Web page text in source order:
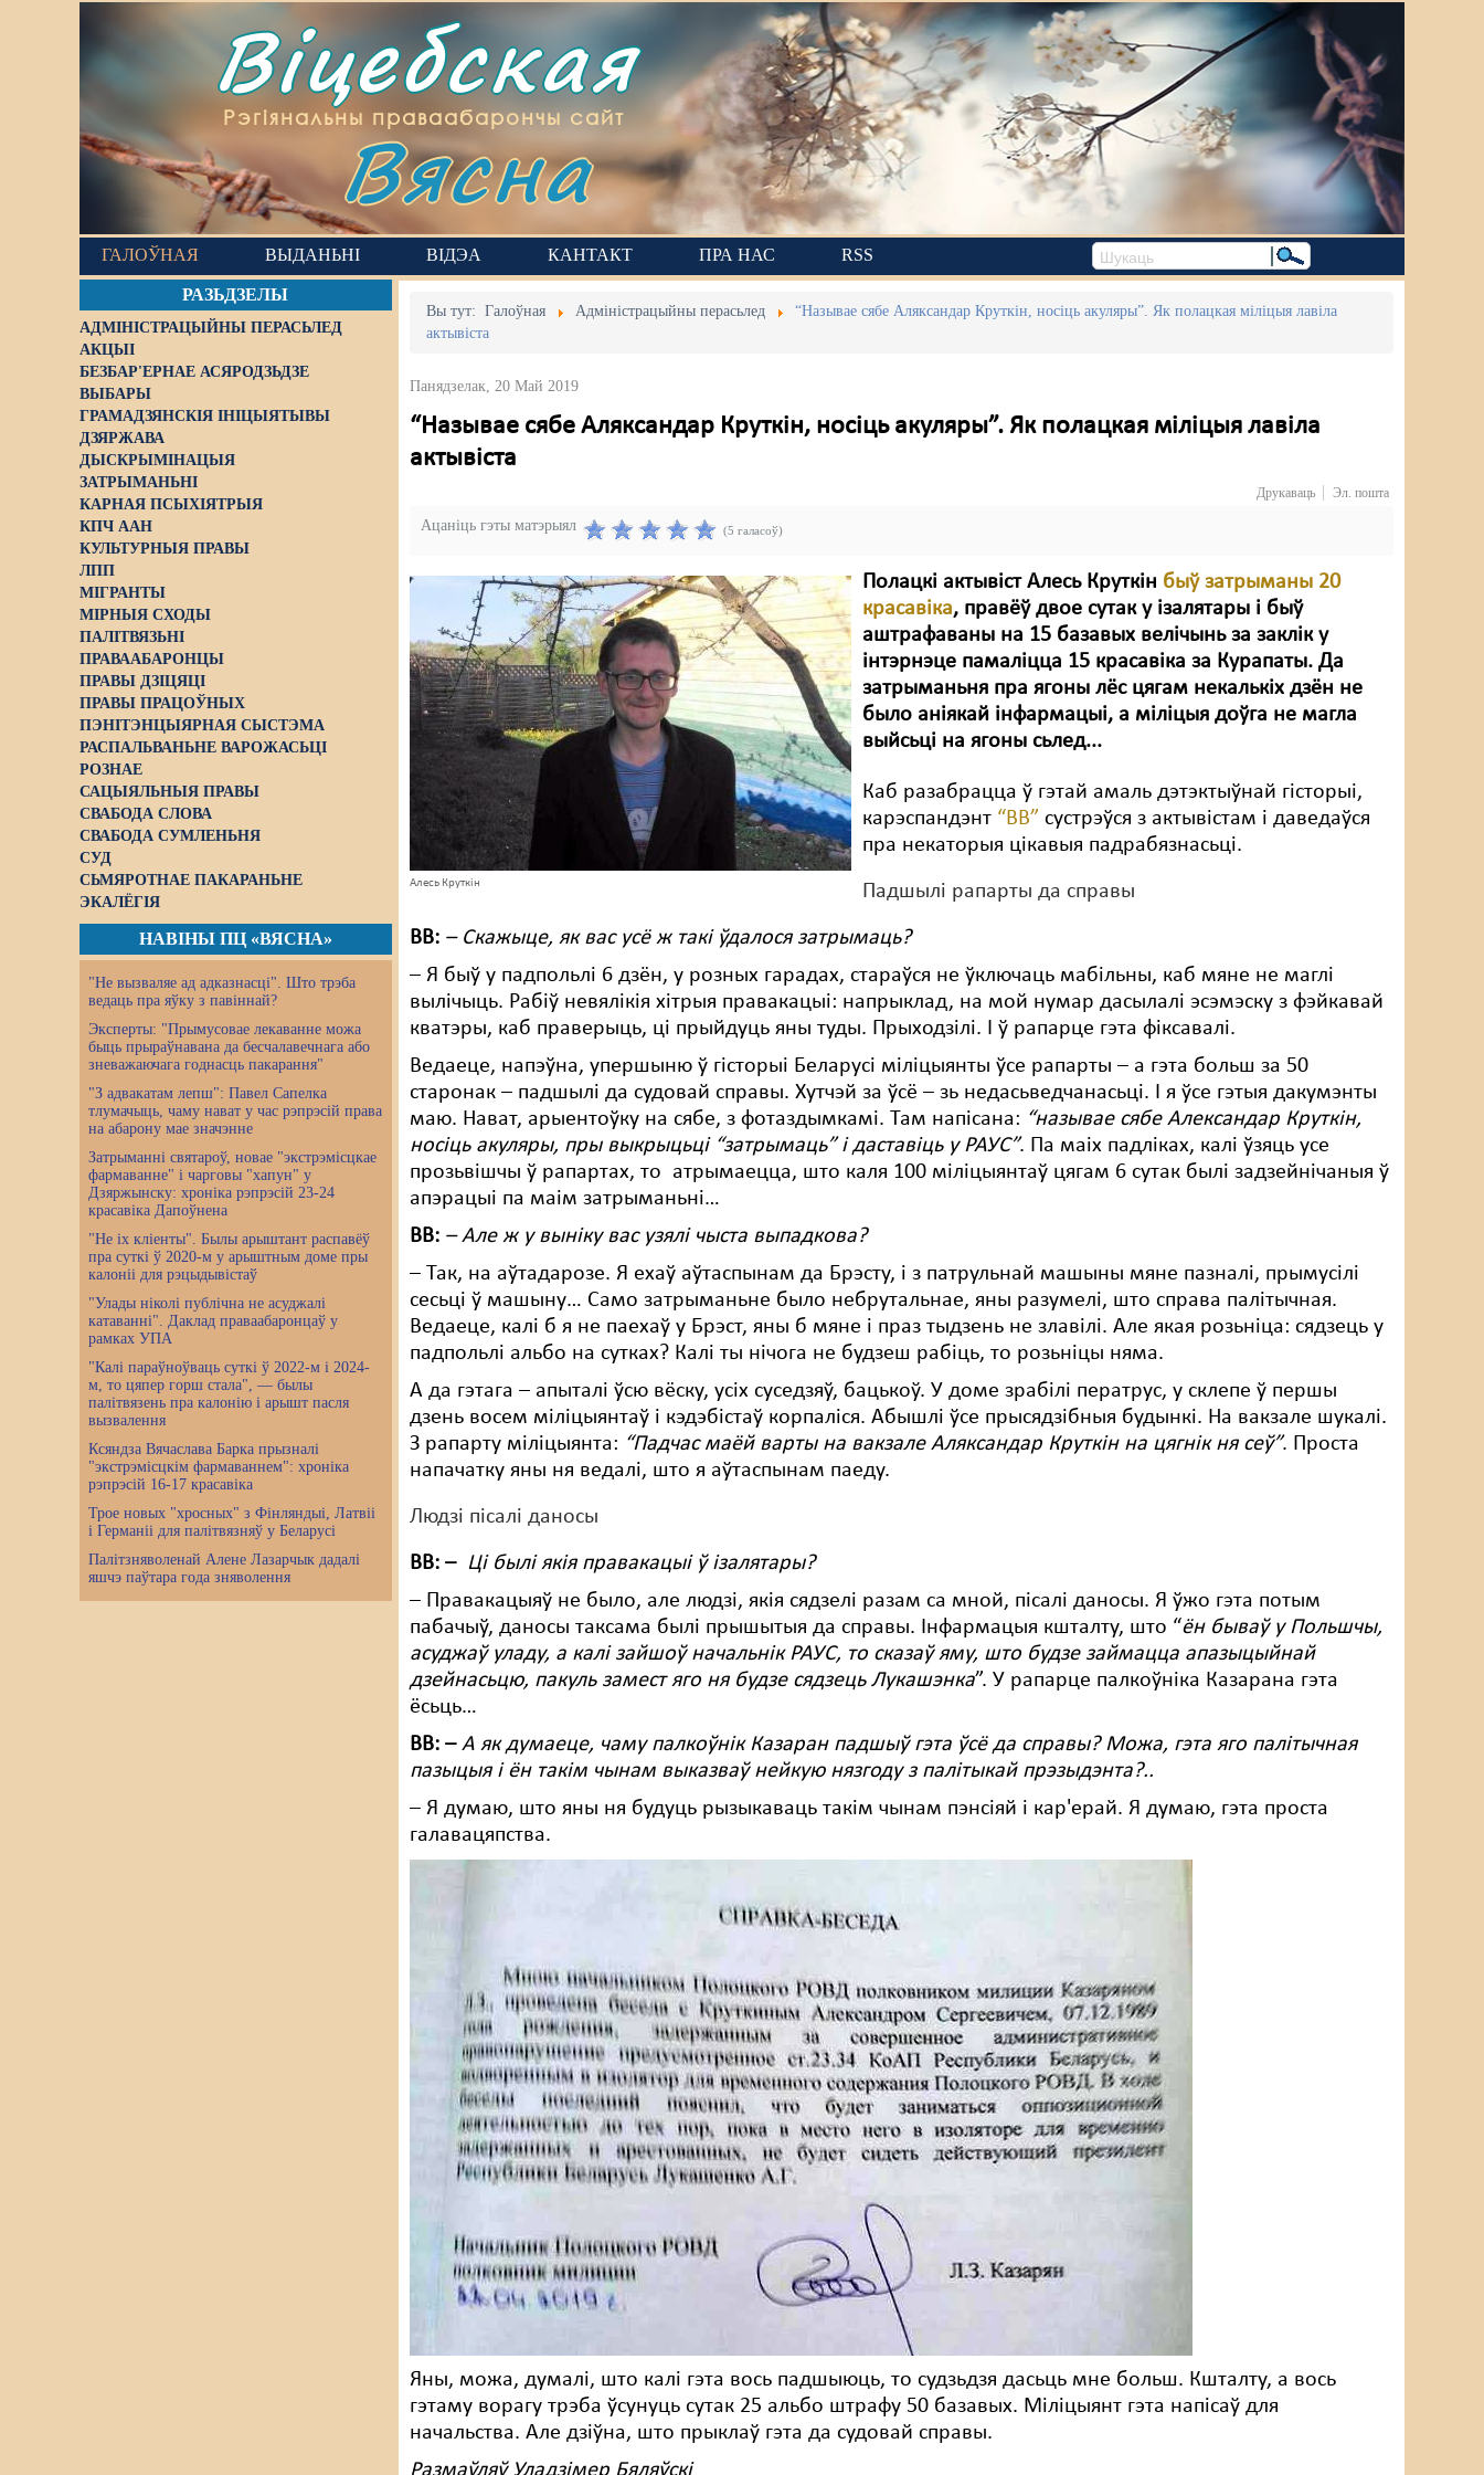
Віцебская
Рэгіянальны праваабарончы сайт
Вясна
ГАЛОЎНАЯ ВЫДАНЬНІ ВІДЭА КАНТАКТ ПРА НАС RSS
РАЗЬДЗЕЛЫ
АДМІНІСТРАЦЫЙНЫ ПЕРАСЬЛЕД
АКЦЫІ
БЕЗБАР'ЕРНАЕ АСЯРОДЗЬДЗЕ
ВЫБАРЫ
ГРАМАДЗЯНСКІЯ ІНІЦЫЯТЫВЫ
ДЗЯРЖАВА
ДЫСКРЫМІНАЦЫЯ
ЗАТРЫМАНЬНІ
КАРНАЯ ПСЫХІЯТРЫЯ
КПЧ ААН
КУЛЬТУРНЫЯ ПРАВЫ
ЛПП
МІГРАНТЫ
МІРНЫЯ СХОДЫ
ПАЛІТВЯЗЬНІ
ПРАВААБАРОНЦЫ
ПРАВЫ ДЗІЦЯЦІ
ПРАВЫ ПРАЦОЎНЫХ
ПЭНІТЭНЦЫЯРНАЯ СЫСТЭМА
РАСПАЛЬВАНЬНЕ ВАРОЖАСЬЦІ
РОЗНАЕ
САЦЫЯЛЬНЫЯ ПРАВЫ
СВАБОДА СЛОВА
СВАБОДА СУМЛЕНЬНЯ
СУД
СЬМЯРОТНАЕ ПАКАРАНЬНЕ
ЭКАЛЁГІЯ
НАВІНЫ ПЦ «ВЯСНА»
"Не вызваляе ад адказнасці". Што трэба
ведаць пра яўку з павіннай?
Эксперты: "Прымусовае лекаванне можа
быць прыраўнавана да бесчалавечнага або
зневажаючага годнасць пакарання"
"З адвакатам лепш": Павел Сапелка
тлумачыць, чаму нават у час рэпрэсій права
на абарону мае значэнне
Затрыманні святароў, новае "экстрэмісцкае
фармаванне" і чарговы "хапун" у
Дзяржынску: хроніка рэпрэсій 23-24
красавіка Дапоўнена
"Не іх кліенты". Былы арыштант распавёў
пра суткі ў 2020-м у арыштным доме пры
калоніі для рэцыдывістаў
"Улады ніколі публічна не асуджалі
катаванні". Даклад праваабаронцаў у
рамках УПА
"Калі параўноўваць суткі ў 2022-м і 2024-
м, то цяпер горш стала", — былы
палітвязень пра калонію і арышт пасля
вызвалення
Ксяндза Вячаслава Барка прызналі
"экстрэмісцкім фармаваннем": хроніка
рэпрэсій 16-17 красавіка
Трое новых "хросных" з Фінляндыі, Латвіі
і Германіі для палітвязняў у Беларусі
Палітзняволенай Алене Лазарчык дадалі
яшчэ паўтара года зняволення
Вы тут:Галоўная Адміністрацыйны перасьлед
“Называе сябе Аляксандар Круткін, носіць акуляры”. Як полацкая міліцыя лавіла
актывіста
Панядзелак, 20 Май 2019
“Называе сябе Аляксандар Круткін, носіць акуляры”. Як полацкая міліцыя лавіла
актывіста
Друкаваць Эл. пошта
Ацаніць гэты матэрыял (5 галасоў)
Алесь Круткін
Полацкі актывіст Алесь Круткін быў затрыманы 20
красавіка, правёў двое сутак у ізалятары і быў
аштрафаваны на 15 базавых велічынь за заклік у
інтэрнэце памаліцца 15 красавіка за Курапаты. Да
затрыманьня пра ягоны лёс цягам некалькіх дзён не
было аніякай інфармацыі, а міліцыя доўга не магла
выйсьці на ягоны сьлед...
Каб разабрацца ў гэтай амаль дэтэктыўнай гісторыі,
карэспандэнт “ВВ” сустрэўся з актывістам і даведаўся
пра некаторыя цікавыя падрабязнасьці.
Падшылі рапарты да справы
ВВ: – Скажыце, як вас усё ж такі ўдалося затрымаць?
– Я быў у падпольлі 6 дзён, у розных гарадах, стараўся не ўключаць мабільны, каб мяне не маглі
вылічыць. Рабіў невялікія хітрыя правакацыі: напрыклад, на мой нумар дасылалі эсэмэску з фэйкавай
кватэры, каб праверыць, ці прыйдуць яны туды. Прыходзілі. І ў рапарце гэта фіксавалі.
Ведаеце, напэўна, упершыню ў гісторыі Беларусі міліцыянты ўсе рапарты – а гэта больш за 50
старонак – падшылі да судовай справы. Хутчэй за ўсё – зь недасьведчанасьці. І я ўсе гэтыя дакумэнты
маю. Нават, арыентоўку на сябе, з фотаздымкамі. Там напісана: “называе сябе Александар Круткін,
носіць акуляры, пры выкрыцьці “затрымаць” і даставіць у РАУС”. Па маіх падліках, калі ўзяць усе
прозьвішчы ў рапартах, то атрымаецца, што каля 100 міліцыянтаў цягам 6 сутак былі задзейнічаныя ў
апэрацыі па маім затрыманьні…
ВВ: – Але ж у выніку вас узялі чыста выпадкова?
– Так, на аўтадарозе. Я ехаў аўтаспынам да Брэсту, і з патрульнай машыны мяне пазналі, прымусілі
сесьці ў машыну… Само затрыманьне было небрутальнае, яны разумелі, што справа палітычная.
Ведаеце, калі б я не паехаў у Брэст, яны б мяне і праз тыдзень не злавілі. Але якая розьніца: сядзець у
падпольлі альбо на сутках? Калі ты нічога не будзеш рабіць, то розьніцы няма.
А да гэтага – апыталі ўсю вёску, усіх суседзяў, бацькоў. У доме зрабілі ператрус, у склепе ў першы
дзень восем міліцыянтаў і кэдэбістаў корпаліся. Абышлі ўсе прысядзібныя будынкі. На вакзале шукалі.
З рапарту міліцыянта: “Падчас маёй варты на вакзале Аляксандар Круткін на цягнік ня сеў”. Проста
напачатку яны ня ведалі, што я аўтаспынам паеду.
Людзі пісалі даносы
ВВ: – Ці былі якія правакацыі ў ізалятары?
– Правакацыяў не было, але людзі, якія сядзелі разам са мной, пісалі даносы. Я ўжо гэта потым
пабачыў, даносы таксама былі прышытыя да справы. Інфармацыя кшталту, што “ён бываў у Польшчы,
асуджаў уладу, а калі зайшоў начальнік РАУС, то сказаў яму, што будзе займацца апазыцыйнай
дзейнасьцю, пакуль замест яго ня будзе сядзець Лукашэнка”. У рапарце палкоўніка Казарана гэта
ёсьць…
ВВ: – А як думаеце, чаму палкоўнік Казаран падшыў гэта ўсё да справы? Можа, гэта яго палітычная
пазыцыя і ён такім чынам выказваў нейкую нязгоду з палітыкай прэзыдэнта?..
– Я думаю, што яны ня будуць рызыкаваць такім чынам пэнсіяй і кар'ерай. Я думаю, гэта проста
галавацяпства.
Яны, можа, думалі, што калі гэта вось падшыюць, то судзьдзя дасьць мне больш. Кшталту, а вось
гэтаму ворагу трэба ўсунуць сутак 25 альбо штрафу 50 базавых. Міліцыянт гэта напісаў для
начальства. Але дзіўна, што прыклаў гэта да судовай справы.
Размаўляў Уладзімер Бяляўскі